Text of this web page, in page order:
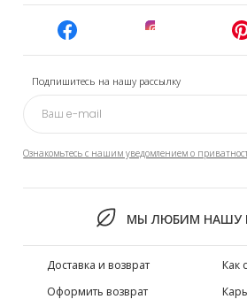
Подпишитесь на нашу рассылку
Ознакомьтесь с нашим уведомлением о
МЫ ЛЮБИМ НАШУ
Доставка и возврат
Оформить возврат
Как